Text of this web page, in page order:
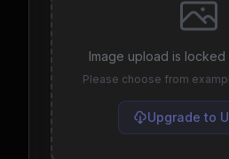
Image upload is
Please choose from
Upgrade to